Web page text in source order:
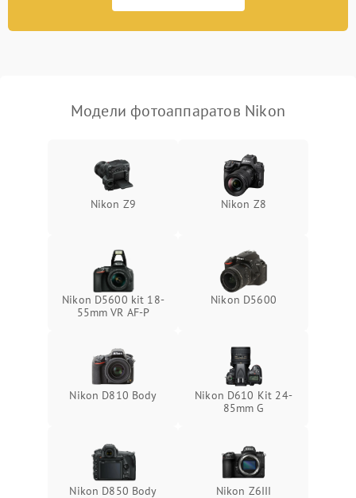
Модели фотоаппаратов Nikon
Nikon Z9 Nikon Z8
Nikon D5600 kit 18-
55mm VR AF-P
Nikon D5600
Nikon D810 Body
Nikon D610 Kit 24-
85mm G
Nikon D850 Body Nikon Z6III